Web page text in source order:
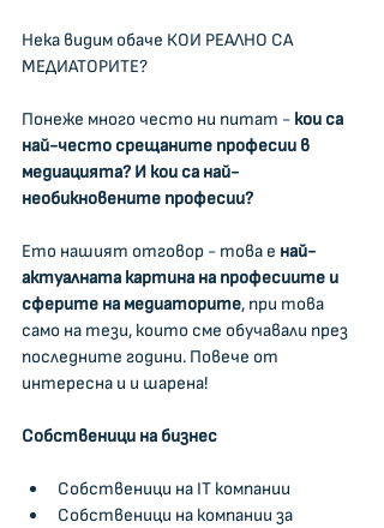
Нека видим обаче КОИ РЕАЛНО СА
МЕДИАТОРИТЕ?
Понеже много често ни питат - кои са
най-често срещаните професии в
медиацията? И кои са най-
необикновените професии?
Ето нашият отговор - това е най-
актуалната картина на професиите и
сферите на медиаторите, при това
само на тези, които сме обучавали през
последните години. Повече от
интересна и и шарена!
Собственици на бизнес
Собственици на IT компании
Собственици на компании за